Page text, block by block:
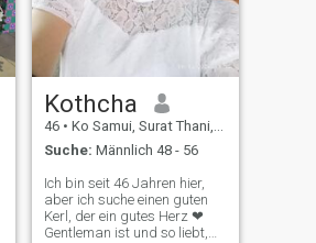
Kothcha
46 • Ko Samui, Surat Thani, Thailand
Suche: Männlich 48 - 56
Ich bin seit 46 Jahren hier,
aber ich suche einen guten
Kerl, der ein gutes Herz ❤ ️
Gentleman ist und so liebt,